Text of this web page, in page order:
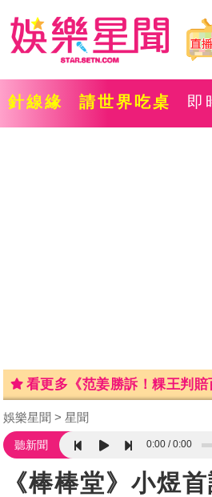
針線緣 請世界吃桌 即
看更多《范姜勝訴！粿王判
娛樂星聞 星聞
聽新聞 0:00 0:00
《棒棒堂》小煜